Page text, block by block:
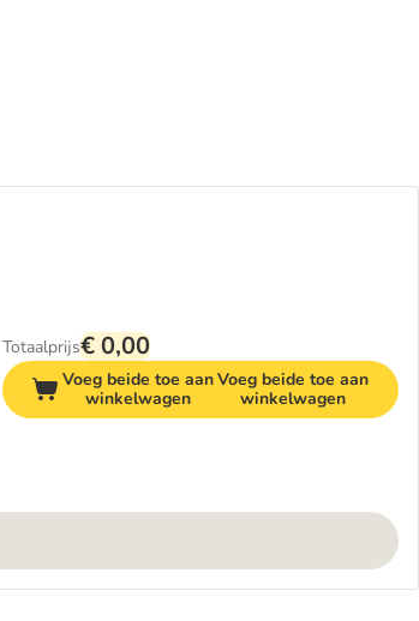
Totaalprijs€ 0,00
Voeg beide toe aan
winkelwagen
Voeg beide toe aan
winkelwagen